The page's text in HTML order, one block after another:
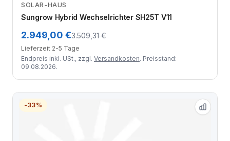
SOLAR-HAUS
Sungrow Hybrid Wechselrichter SH25T V11
2.949,00 €3.509,31 €
Lieferzeit 2-5 Tage
Endpreis inkl. USt., zzgl. Versandkosten. Preisstand:
09.08.2026.
-33%